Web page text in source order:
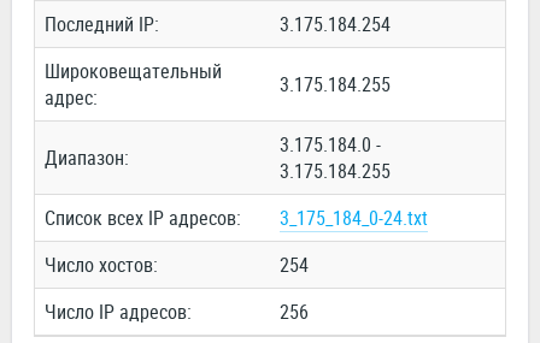
Последний IP:
3.175.184.254
Широковещательный
адрес:
3.175.184.255
Диапазон:
3.175.184.0 -
3.175.184.255
Список всех IP адресов:
3_175_184_0-24.txt
Число хостов:
254
Число IP адресов:
256